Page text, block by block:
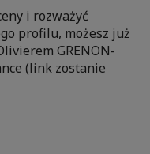
i rozważyć
profilu, możesz już
GRENON-
(link zostanie